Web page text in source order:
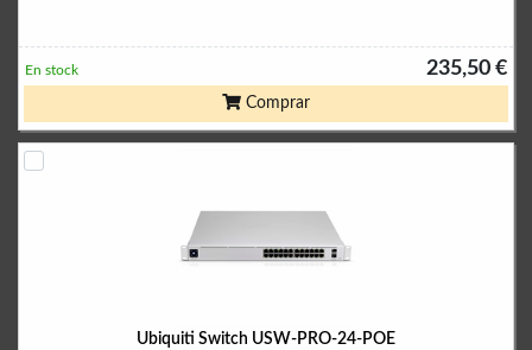
235,50 €
En stock
Comprar
Ubiquiti Switch USW-PRO-24-POE